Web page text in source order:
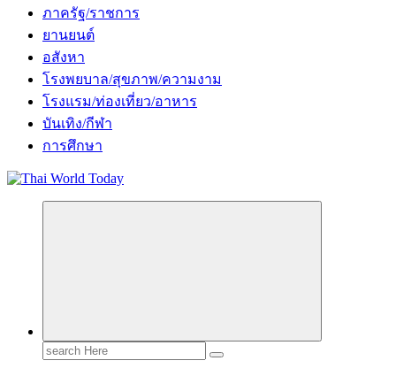
ภาครัฐ/ราชการ
ยานยนต์
อสังหา
โรงพยบาล/สุขภาพ/ความงาม
โรงแรม/ท่องเที่ยว/อาหาร
บันเทิง/กีฬา
การศึกษา
Search
for: